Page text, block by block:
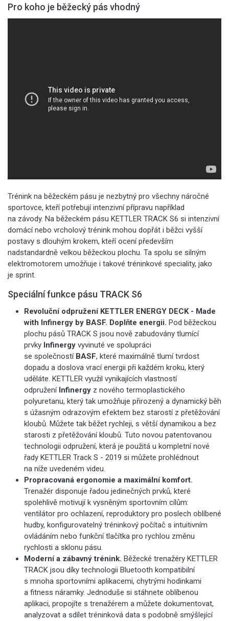
Pro koho je běžecký pás vhodný
Trénink na běžeckém pásu je nezbytný pro všechny náročné
sportovce, kteří potřebují intenzivní přípravu například
na závody. Na běžeckém pásu KETTLER TRACK S6 si intenzivní
domácí nebo vrcholový trénink mohou dopřát i běžci vyšší
postavy s dlouhým krokem, kteří ocení především
nadstandardně velkou běžeckou plochu. Ta spolu se silným
elektromotorem umožňuje i takové tréninkové speciality, jako
je sprint.
Speciální funkce pásu TRACK S6
Revoluční odpružení KETTLER ENERGY DECK - Made
with Infinergy by BASF. Doplňte energii. Pod běžeckou
plochu pásů TRACK S jsou nově zabudovány tlumící
prvky Infinergy vyvinuté ve spolupráci
se společností BASF, které maximálně tlumí tvrdost
dopadu a doslova vrací energii při každém kroku, který
uděláte. KETTLER využil vynikajících vlastností
odpružení Infinergy z nového termoplastického
polyuretanu, který tak umožňuje přirozený a dynamický běh
s úžasným odrazovým efektem bez starostí z přetěžování
kloubů. Můžete tak běžet rychleji, s větší dynamikou a bez
starosti z přetěžování kloubů. Tuto novou patentovanou
technologii odpružení, která je použitá u kompletní nové
řady KETTLER Track S - 2019 si můžete prohlédnout
na níže uvedeném videu.
Propracovaná ergonomie a maximální komfort.
Trenažér disponuje řadou jedinečných prvků, které
spolehlivě motivují k vysněným sportovním cílům:
ventilátor pro ochlazení, reproduktory pro poslech oblíbené
hudby, konfigurovatelný tréninkový počítač s intuitivním
ovládáním nebo funkční tlačítka pro rychlou změnu
rychlosti a sklonu pásu.
Moderní a zábavný trénink. Běžecké trenažéry KETTLER
TRACK jsou díky technologii Bluetooth kompatibilní
s mnoha sportovními aplikacemi, chytrými hodinkami
a fitness náramky. Jednoduše si stáhnete oblíbenou
aplikaci, propojíte s trenažérem a můžete dokumentovat,
analyzovat a sdílet tréninková data s podobně smýšlející